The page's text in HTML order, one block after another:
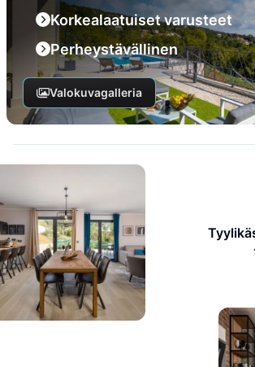
Korkealaatuiset varusteet
Perheystävällinen
Valokuvagalleria